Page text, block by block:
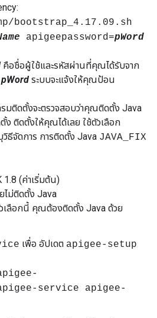
bootstrap_4.17.09.sh
apigeepassword=pWord
คือชื่อผู้ใช้และรหัสผ่านที่คุณได้รับจาก
pWord ระบบจะแจ้งให้คุณป้อน
รมติดตั้งจะตรวจสอบว่าคุณติดตั้ง Java
ง ติดตั้งให้คุณได้เลย ใช้ตัวเลือก
วิธีจัดการ การติดตั้ง Java JAVA_FIX
1.8 (ค่าเริ่มต้น)
ไม่ติดตั้ง Java
เลือกนี้ คุณต้องติดตั้ง Java ด้วย
เพื่อ อัปเดต apigee-setup
service apigee-